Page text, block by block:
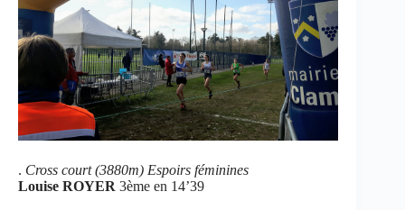
. Cross court (3880m) Espoirs féminines
Louise ROYER 3ème en 14’39